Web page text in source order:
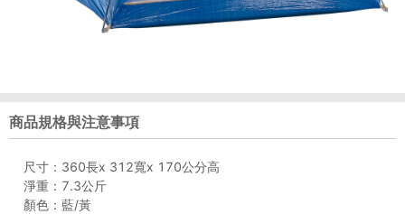
商品規格與注意事項
尺寸：360長x 312寬x 170公分高
淨重：7.3公斤
顏色：藍/黃